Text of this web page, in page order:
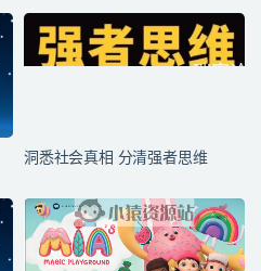
洞悉社会真相 分清强者思维